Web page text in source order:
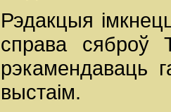
Рэдакцыя
справа сяброў
рэкамендаваць
выстаім.